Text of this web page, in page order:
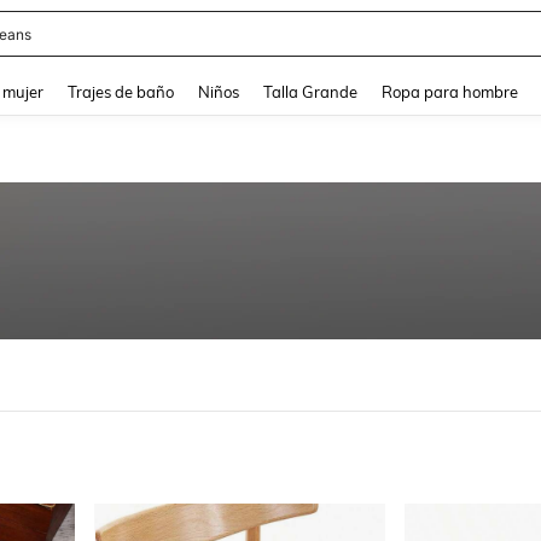
Trajes de baño Niños Talla Grande Ropa para hombre